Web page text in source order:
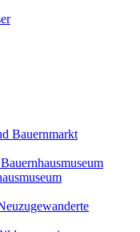
Bauernmarkt